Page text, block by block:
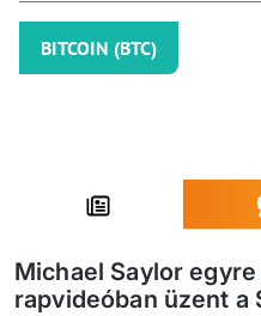
BITCOIN (BTC)
Michael Saylor
rapvideóban üzent a